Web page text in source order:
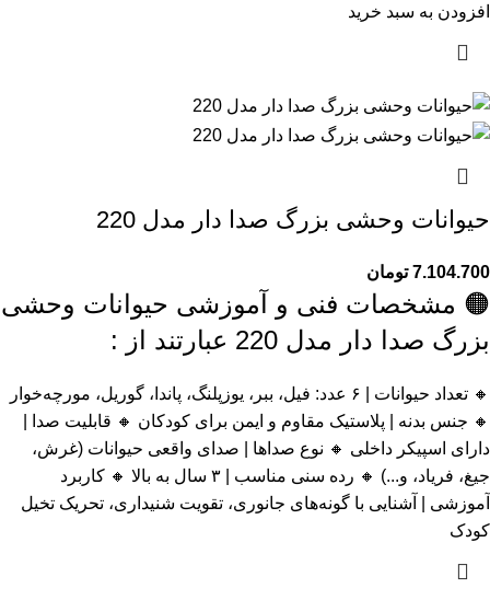
افزودن به سبد خرید
حیوانات وحشی بزرگ صدا دار مدل 220
7.104.700 تومان
🟠 مشخصات فنی و آموزشی حیوانات وحشی
بزرگ صدا دار مدل 220 عبارتند از :
🔸 تعداد حیوانات | ۶ عدد: فیل، ببر، یوزپلنگ، پاندا، گوریل، مورچه‌خوار
🔸 جنس بدنه | پلاستیک مقاوم و ایمن برای کودکان 🔸 قابلیت صدا |
دارای اسپیکر داخلی 🔸 نوع صداها | صدای واقعی حیوانات (غرش،
جیغ، فریاد، و...) 🔸 رده سنی مناسب | ۳ سال به بالا 🔸 کاربرد
آموزشی | آشنایی با گونه‌های جانوری، تقویت شنیداری، تحریک تخیل
کودک